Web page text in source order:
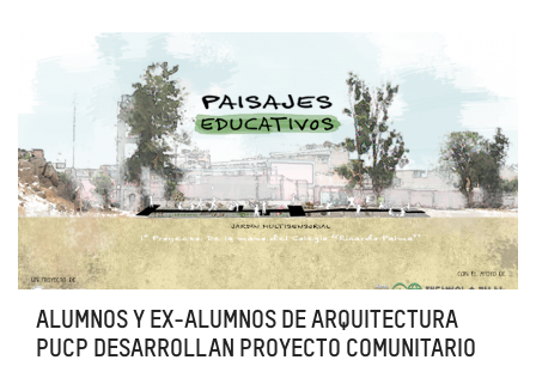
ALUMNOS Y EX-ALUMNOS DE ARQUITECTURA
PUCP DESARROLLAN PROYECTO COMUNITARIO